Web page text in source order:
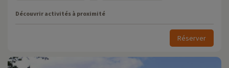
Découvrir activités à proximité
Réserver